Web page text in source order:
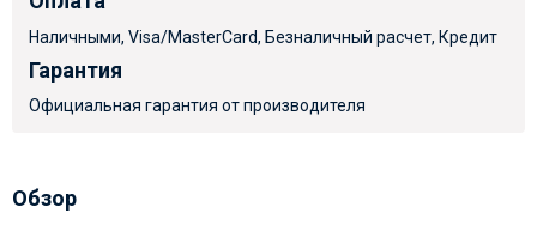
Наличными, Visa/MasterCard, Безналичный расчет, Кредит
Гарантия
Официальная гарантия от производителя
Обзор